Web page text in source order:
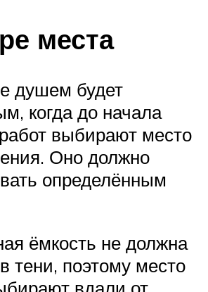
места
душем будет
когда до начала
выбирают место
Оно должно
определённым
ёмкость не должна
тени, поэтому место